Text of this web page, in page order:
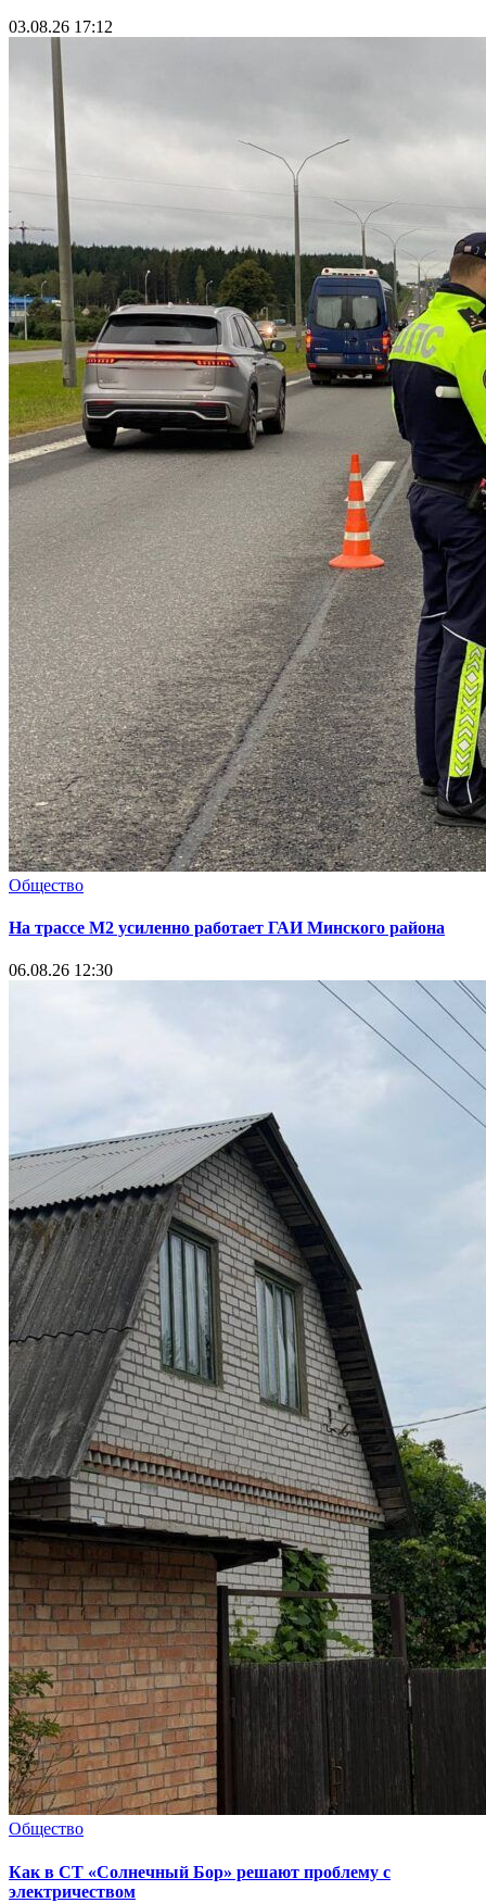
03.08.26 17:12
Общество
На трассе М2 усиленно работает ГАИ Минского района
06.08.26 12:30
Общество
Как в СТ «Солнечный Бор» решают проблему с
электричеством